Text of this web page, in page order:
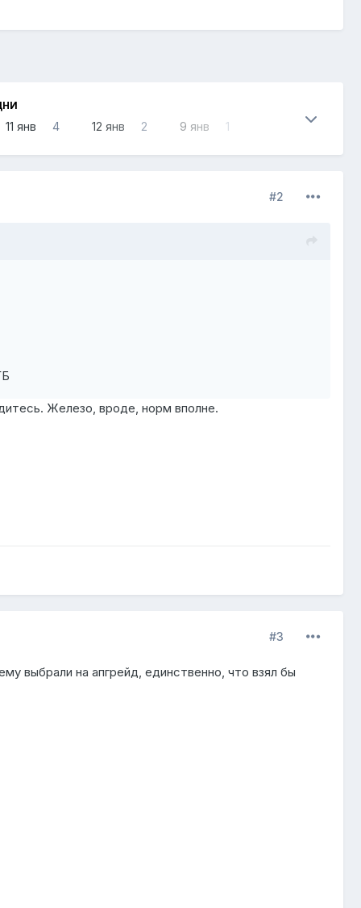
11 янв 4 12 янв 2 9 янв 1
#2
Железо, вроде, норм вполне.
#3
выбрали на апгрейд, единственно, что взял бы